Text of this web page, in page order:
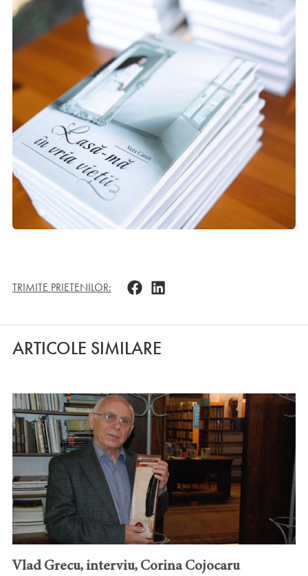
TRIMITE PRIETENILOR:
ARTICOLE SIMILARE
Vlad Grecu, interviu, Corina Cojocaru